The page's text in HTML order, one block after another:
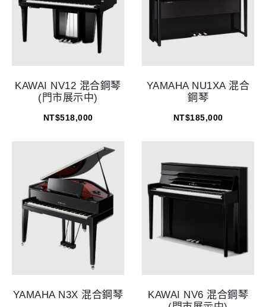
KAWAI NV12 混合鋼琴
(門市展示中)
NT$518,000
YAMAHA NU1XA 混合
鋼琴
NT$185,000
YAMAHA N3X 混合鋼琴
KAWAI NV6 混合鋼琴